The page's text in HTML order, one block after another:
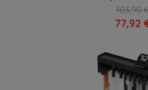
103,90
77,92